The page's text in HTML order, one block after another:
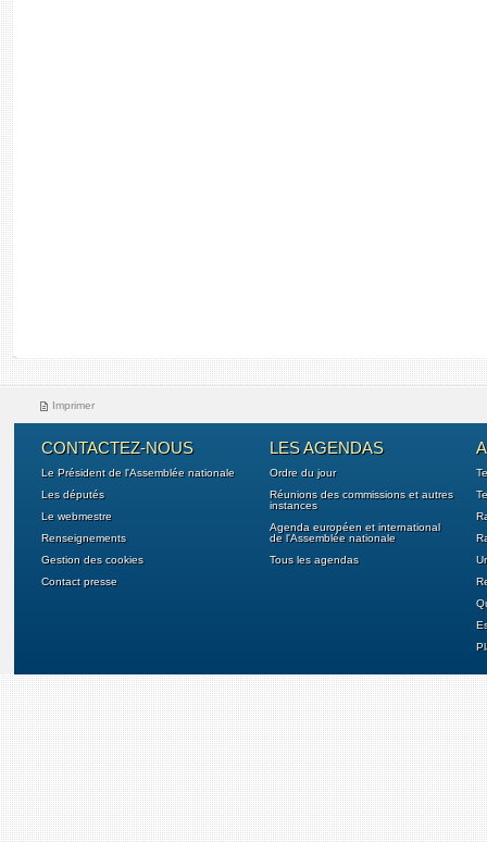
Imprimer
CONTACTEZ-NOUS
Le Président de l'Assemblée nationale
Les députés
Le webmestre
Renseignements
Gestion des cookies
Contact presse
LES AGENDAS
Ordre du jour
Réunions des commissions et autres
instances
Agenda européen et international
de l'Assemblée nationale
Tous les agendas